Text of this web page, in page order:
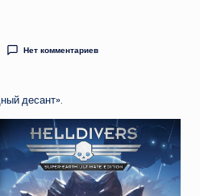
Нет комментариев
десант».